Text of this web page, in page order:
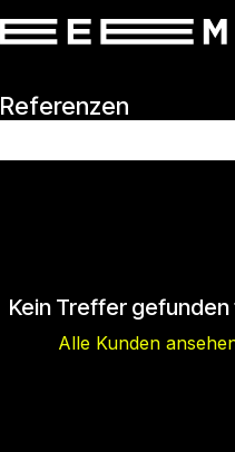
Kein Treffer gefunden
Alle Kunden